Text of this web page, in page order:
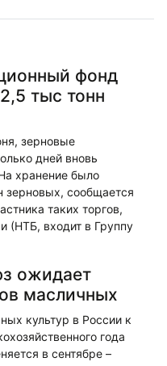
фонд
тыс тонн
зерновые
дней вновь
хранение было
зерновых, сообщается
таких торгов,
(НТБ, входит в Группу
ожидает
масличных
культур в России к
года
в сентябре –